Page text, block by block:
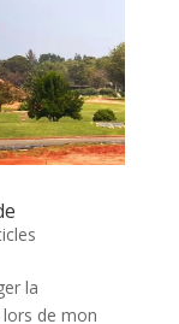
la
lors de mon